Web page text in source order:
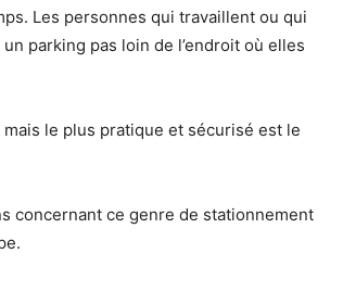
Les personnes qui travaillent ou qui
parking pas loin de l’endroit où elles
le plus pratique et sécurisé est le
concernant ce genre de stationnement